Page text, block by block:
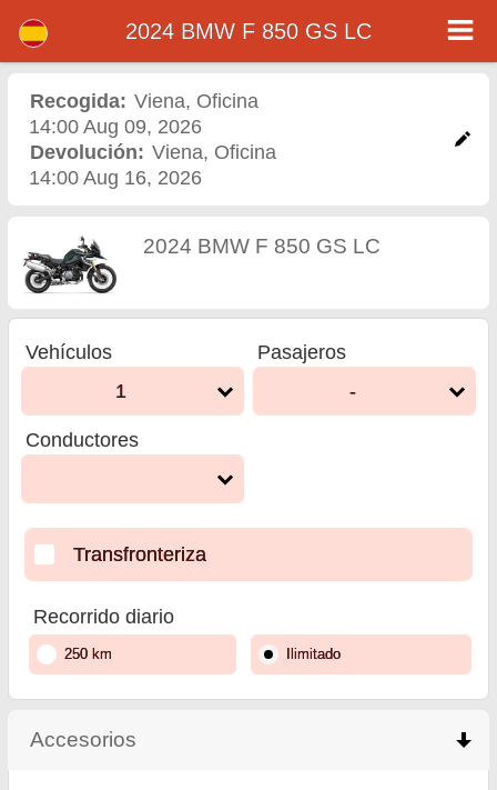
2024 BMW F 850 GS LC -
Alquiler de motos en
Viena
2024 BMW F 850 GS LC
Recogida: Viena, Oficina
14:00 Aug 09, 2026
Devolución: Viena, Oficina
14:00 Aug 16, 2026
2024 BMW F 850 GS LC
Vehículos
1
Pasajeros
-
Conductores
Transfronteriza
Recorrido diario
250 km Ilimitado
Accesorios